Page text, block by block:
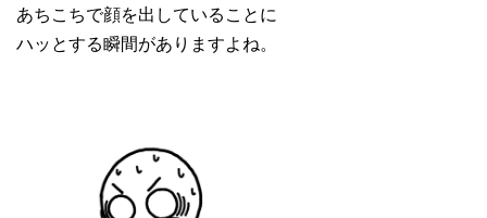
あちこちで顔を出していることに
ハッとする瞬間がありますよね。